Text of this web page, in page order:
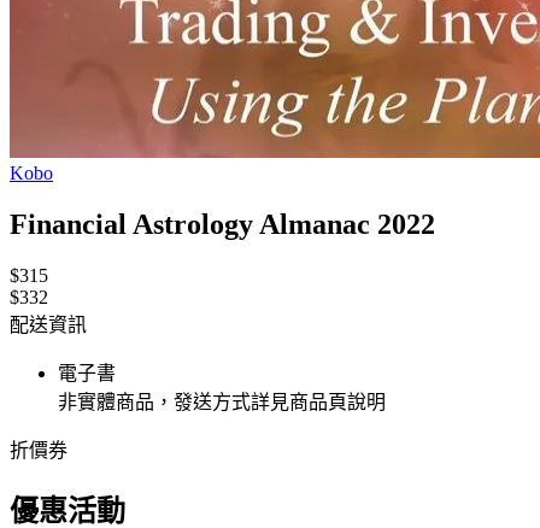
Kobo
Financial Astrology Almanac 2022
$315
$332
配送資訊
電子書
非實體商品，發送方式詳見商品頁說明
折價券
優惠活動